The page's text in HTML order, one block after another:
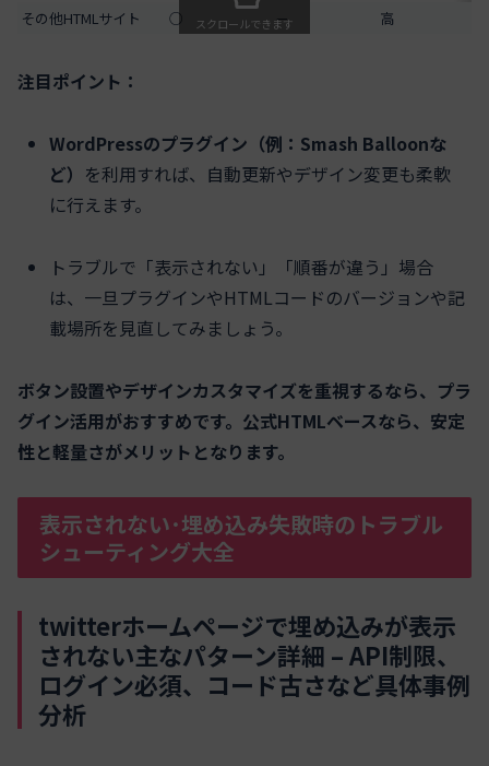
その他HTMLサイト
○ － 高
スクロールできます
注目ポイント：
WordPressのプラグイン（例：Smash Balloonな
ど） を利用すれば、自動更新やデザイン変更も柔軟
に行えます。
トラブルで「表示されない」「順番が違う」場合
は、一旦プラグインやHTMLコードのバージョンや記
載場所を見直してみましょう。
ボタン設置やデザインカスタマイズを重視するなら、プラ
グイン活用がおすすめです。公式HTMLベースなら、安定
性と軽量さがメリットとなります。
表示されない･埋め込み失敗時のトラブル
シューティング大全
twitterホームページで埋め込みが表示
されない主なパターン詳細 – API制限、
ログイン必須、コード古さなど具体事例
分析